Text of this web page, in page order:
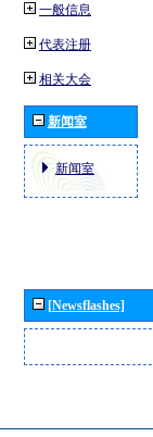
一般信息
代表注册
相关大会
新闻室
新闻室
[Newsflashes]